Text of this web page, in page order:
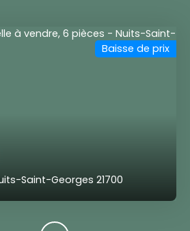
Saint-Georges 21700
Baisse de prix